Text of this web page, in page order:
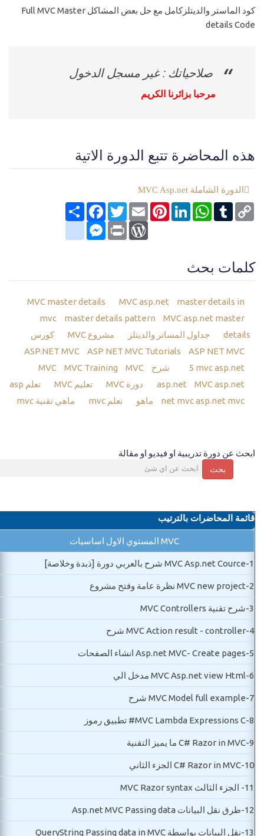
كود الماستر والديتلزكامل مع حل بعض المشاكل Full MVC Master
details Code
صلاحياتك : غير مسجل الدخول
مرحبا بزائرنا الكريم
هذه المحاضرة تتبع الدورة الاتية
الدورة الشاملة MVC Asp.net
انشر
FacebookTwitterEmail
PinterestLinkedIn
WhatsAppTumblr Copy
Link
google_bookmarksMessenger Print
WordPress
كلمات بحث
MVC master details MVC asp.net
master details in
mvc
master details pattern
MVC asp.net master
details
جداول المساتر والديتلز مشروع MVC
كورس
ASP.NET MVC
ASP NET MVC Tutorials
ASP NET MVC
5 mvc asp.net شرح MVC MVC Training
MVC
asp.net
MVC asp.net دورة MVC تعليم MVC
تعلم asp
net mvcasp.net mvc ماهو تعلم mvc ماهي تقنية mvc
ابحث عن دورة تدريبية او فيديو او مقالة
بحث
قائمة المحاضرات بالترتيب
MVC المستوي الاول اساسيات
1- MVC Asp.net Cource شرح بالعربي دورة [ذبدة وخلاصة]
2- MVC new project نظرة عامة وفتح مشروع
3- شرح تقنية MVC Controllers
4- MVC Action result - controller شرح
5- Asp.net MVC- Create pages انشاء الصفحات
6- MVC Asp.net view Html مدخل الي
7- MVC Model full example شرح
8- MVC Lambda Expressions C# تطبيق رموز
9- C# Razor in MVC ما يميز التقنية
10- C# Razor in MVC الجزء الثاني
11- الجزء الثالث MVC Razor syntax
12- طرق نقل البيانات Asp.net MVC Passing data
13- نقل البيانات بواسطة QueryString Passing data in MVC